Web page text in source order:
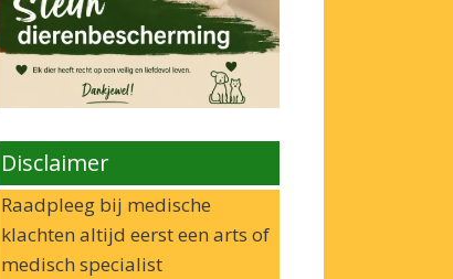
Disclaimer
Raadpleeg bij medische
klachten altijd eerst een arts of
medisch specialist